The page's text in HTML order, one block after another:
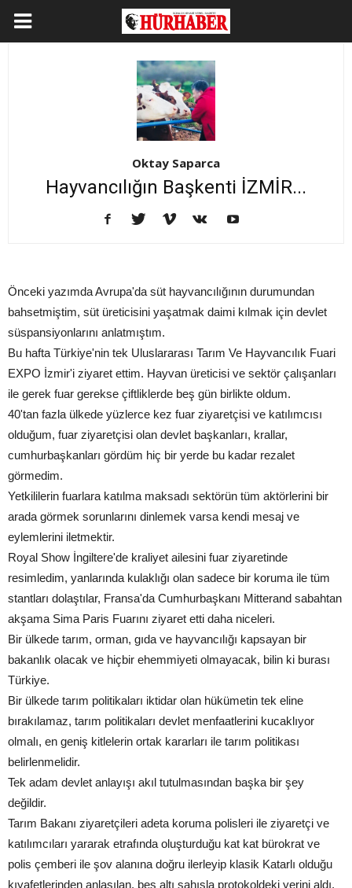
Oktay Saparca
Hayvancılığın Başkenti İZMİR...
Önceki yazımda Avrupa'da süt hayvancılığının durumundan
bahsetmiştim, süt üreticisini yaşatmak daimi kılmak için devlet
süspansiyonlarını anlatmıştım.
Bu hafta Türkiye'nin tek Uluslararası Tarım Ve Hayvancılık Fuari
EXPO İzmir'i ziyaret ettim. Hayvan üreticisi ve sektör çalışanları
ile gerek fuar gerekse çiftliklerde beş gün birlikte oldum.
40'tan fazla ülkede yüzlerce kez fuar ziyaretçisi ve katılımcısı
olduğum, fuar ziyaretçisi olan devlet başkanları, krallar,
cumhurbaşkanları gördüm hiç bir yerde bu kadar rezalet
görmedim.
Yetkililerin fuarlara katılma maksadı sektörün tüm aktörlerini bir
arada görmek sorunlarını dinlemek varsa kendi mesaj ve
eylemlerini iletmektir.
Royal Show İngiltere'de kraliyet ailesini fuar ziyaretinde
resimledim, yanlarında kulaklığı olan sadece bir koruma ile tüm
stantları dolaştılar, Fransa'da Cumhurbaşkanı Mitterand sabahtan
akşama Sima Paris Fuarını ziyaret etti daha niceleri.
Bir ülkede tarım, orman, gıda ve hayvancılığı kapsayan bir
bakanlık olacak ve hiçbir ehemmiyeti olmayacak, bilin ki burası
Türkiye.
Bir ülkede tarım politikaları iktidar olan hükümetin tek eline
bırakılamaz, tarım politikaları devlet menfaatlerini kucaklıyor
olmalı, en geniş kitlelerin ortak kararları ile tarım politikası
belirlenmelidir.
Tek adam devlet anlayışı akıl tutulmasından başka bir şey
değildir.
Tarım Bakanı ziyaretçileri adeta koruma polisleri ile ziyaretçi ve
katılımcıları yararak etrafında oluşturduğu kat kat bürokrat ve
polis çemberi ile şov alanına doğru ilerleyip klasik Katarlı olduğu
kıyafetlerinden anlaşılan, beş altı şahısla protokoldeki yerini aldı.